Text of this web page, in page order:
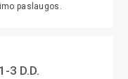
paslaugos.
3 D.D.